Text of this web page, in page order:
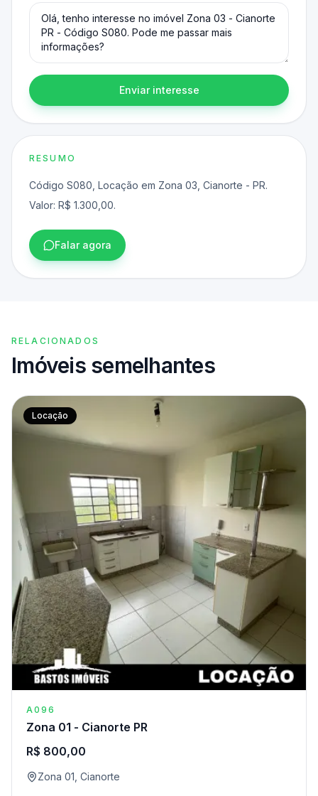
Enviar interesse
RESUMO
Código S080, Locação em Zona 03, Cianorte - PR.
Valor: R$ 1.300,00.
Falar agora
RELACIONADOS
Imóveis semelhantes
Locação
A096
Zona 01 - Cianorte PR
R$ 800,00
Zona 01, Cianorte